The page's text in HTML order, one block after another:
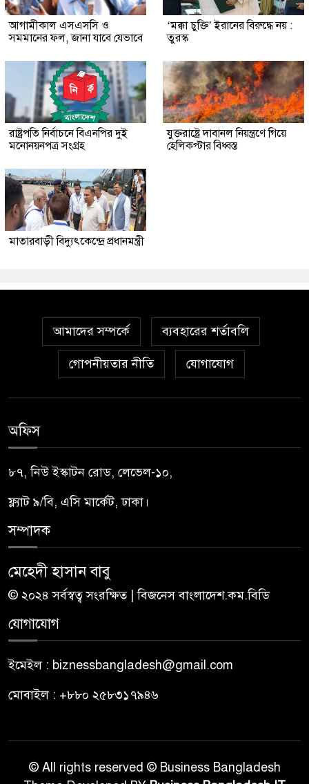
আগামীকাল এসএসসি ও
সমমানের ফল, জানা যাবে যেভাবে
‘মক্কা চুক্তি’ ইরানের বিরুদ্ধে নয় :
তুরস্ক
রাষ্ট্রপতি নির্বাচনে বিএনপির দুই
মনোনয়নপত্র সংগ্রহ
যুক্তরাষ্ট্রে দাবানল নিয়ন্ত্রণে গিয়ে
হেলিকপ্টার বিধ্বস্ত
মাতারবাড়ী বিদ্যুৎকেন্দ্রে প্রধানমন্ত্রী
আমাদের সম্পর্কে ব্যবহারের শর্তাবলি
গোপনীয়তার নীতি যোগাযোগ
অফিস
৮৭, নিউ ইস্কাটন রোড, লেভেল-১০,
ফ্ল্যাট ৯/বি, এসি মার্কেট, ঢাকা।
সম্পাদক
মেহেদী হাসান বাবু
© ২০২৪ সর্বস্বত্ব সংরক্ষিত | বিজনেস বাংলাদেশ.কম.বিডি
যোগাযোগ
ইমেইল : biznessbangladesh@gmail.com
মোবাইল : +৮৮০ ২৫৮৩১৭৯৪৬
© All rights reserved © Business Bangladesh